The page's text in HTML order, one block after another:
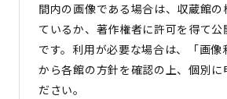
間内の画像である場合は、収蔵館の
ているか、著作権者に許可を得て公
です。利用が必要な場合は、「画像
から各館の方針を確認の上、個別に
ださい。